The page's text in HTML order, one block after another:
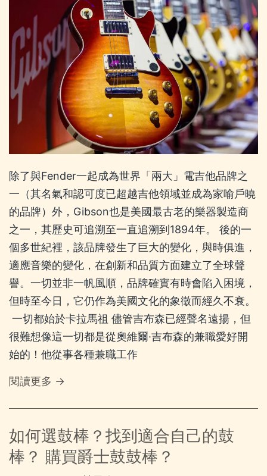
除了與Fender一起成為世界「兩大」電吉他品牌之
一（其名氣和認可度已超越吉他領域並成為家喻戶曉
的品牌）外，Gibson也是美國最古老的樂器製造商
之一，其歷史可追溯至一直追溯到1894年。 後的一
個多世紀裡，該品牌發生了巨大的變化，與時俱進，
適應音樂的變化，在創新和品質方面建立了全球聲
譽。一切並非一帆風順，品牌確實有時會陷入困境，
但時至今日，它仍作為美國文化的象徵而經久不衰。
​ 一切都始於卡拉馬祖 儘管吉布森已經聲名遠揚，但
很難想像這一切都是從奧維爾·吉布森的兼職愛好開
始的！他從事各種兼職工作
閱讀更多 →
如何選鼓棒？找到適合自己的鼓
棒？ 購買爵士鼓鼓棒？